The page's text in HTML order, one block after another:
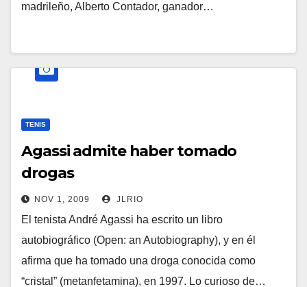
madrileño, Alberto Contador, ganador…
TENIS
Agassi admite haber tomado
drogas
NOV 1, 2009 JLRIO
El tenista André Agassi ha escrito un libro
autobiográfico (Open: an Autobiography), y en él
afirma que ha tomado una droga conocida como
“cristal” (metanfetamina), en 1997. Lo curioso de…